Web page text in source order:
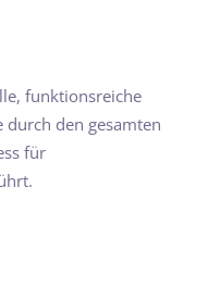
funktionsreiche
durch den gesamten
für